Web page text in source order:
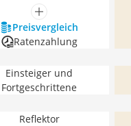
mehr anzeigen
Preis­vergleich
Ratenzahlung
Einsteiger und
Fortgeschrittene
Reflektor